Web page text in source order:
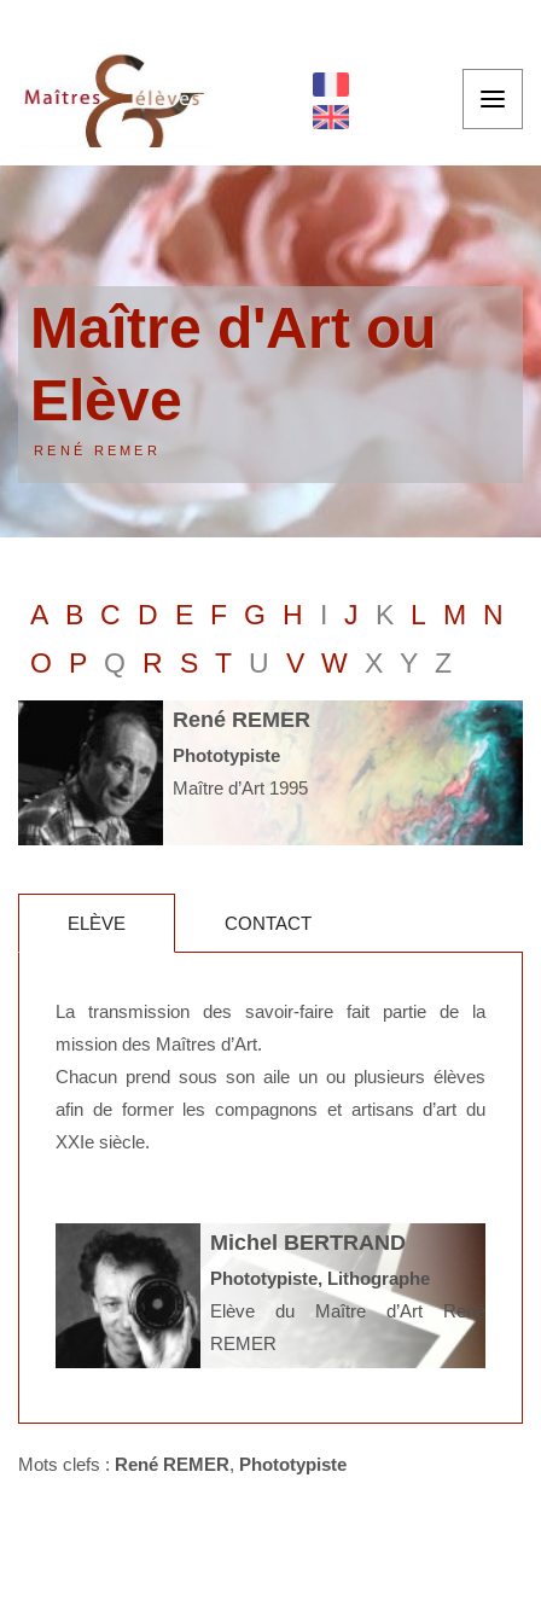
Maître d'Art ou
Elève
RENÉ REMER
A B C D E F G H I J K L M
N
O
P Q R S T U V W X Y Z
René REMER
Phototypiste
Maître d’Art 1995
ELÈVE CONTACT
La transmission des savoir-faire fait partie de la
mission des Maîtres d’Art.
Chacun prend sous son aile un ou plusieurs élèves
afin de former les compagnons et artisans d’art du
XXIe siècle.
Michel BERTRAND
Phototypiste, Lithographe
Elève du Maître d’Art René
REMER
Mots clefs : René REMER, Phototypiste